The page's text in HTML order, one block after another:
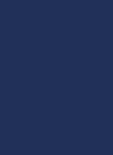
sur sur